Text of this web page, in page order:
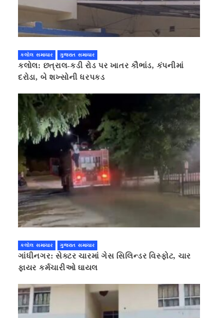
કલોલ સમાચાર ગુજરાત સમાચાર
કલોલ: છત્રાલ-કડી રોડ પર ખાતર કૌભાંડ, કંપનીમાં
દરોડા, બે શખ્સોની ધરપકડ
કલોલ સમાચાર ગુજરાત સમાચાર
ગાંધીનગર: સેક્ટર ચારમાં ગેસ સિલિન્ડર વિસ્ફોટ, ચાર
ફાયર કર્મચારીઓ ઘાયલ